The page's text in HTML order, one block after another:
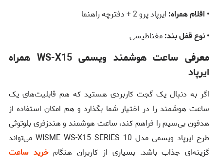
• اقلام همراه: ایرپاد پرو 2 + دفترچه راهنما
•نوع قفل بند:مغناطیسی
معرفی ساعت هوشمند ویسمی WS-X15 همراه
ایرپاد
اگر به دنبال یک گجت کاربردی هستید که هم قابلیت‌های یک
ساعت هوشمند را در اختیار شما بگذارد و هم امکان استفاده از
هدفون بی‌سیم را فراهم کند، ساعت هوشمند و هندزفری بلوتوثی
طرح ایرپاد ویسمی مدل WISME WS-X15 SERIES 10 می‌تواند
گزینه‌ای جذاب باشد. بسیاری از کاربران هنگامخرید ساعت